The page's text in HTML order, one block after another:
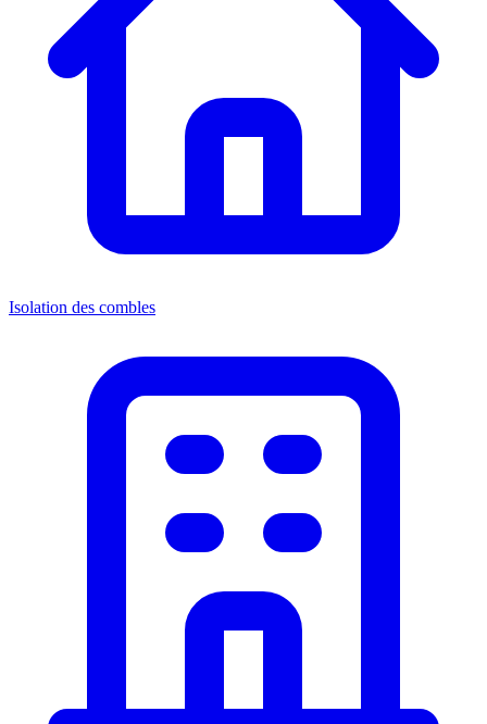
Isolation des combles